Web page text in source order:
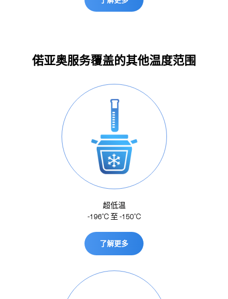
偌亚奥服务覆盖的其他温度范围
超低温
-196˚C 至 -150˚C
了解更多